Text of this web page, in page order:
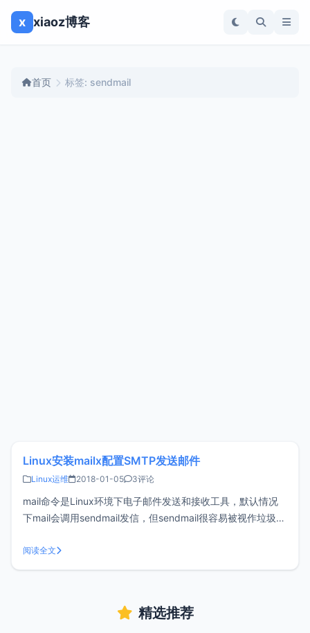
x xiaoz博客
首页 标签: sendmail
Linux安装mailx配置SMTP发送邮件
Linux运维 2018-01-05 3评论
mail命令是Linux环境下电子邮件发送和接收工具，默认情况
下mail会调用sendmail发信，但sendmail很容易被视作垃圾邮
安装mail默认情况下可能并未内置mail命令，直接输入下面的
命令安装：#CentOS yum in
阅读全文
精选推荐